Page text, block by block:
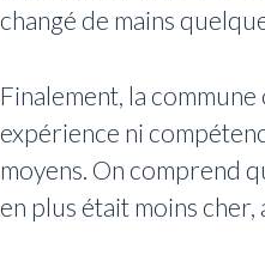
changé de mains
Finalement, la
expérience ni
moyens. On comprend
en plus était moins